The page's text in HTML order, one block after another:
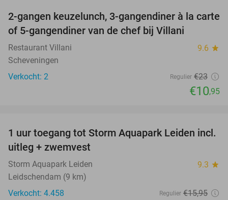
52%
NEW
TODAY
2-gangen keuzelunch, 3-gangendiner à la carte
of 5-gangendiner van de chef bij Villani
Restaurant Villani 9.6 star
Scheveningen
Verkocht: 2
Regulier €23
€10,95
38%
1 uur toegang tot Storm Aquapark Leiden incl.
uitleg + zwemvest
Storm Aquapark Leiden 9.3 star
Leidschendam (9 km)
Verkocht: 4.458
Regulier €15,95